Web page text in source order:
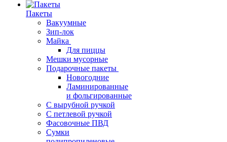
Пакеты
Вакуумные
Зип-лок
Майка
Для пиццы
Мешки мусорные
Подарочные пакеты
Новогодние
Ламинированные
и фольгированные
С вырубной ручкой
С петлевой ручкой
Фасовочные ПВД
Сумки